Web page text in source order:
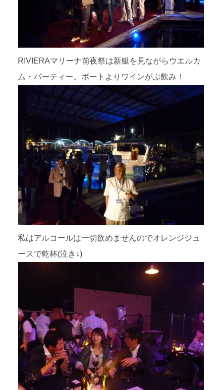
RIVIERAマリーナ前夜祭は新艇を見ながらウエルカ
ム・パーティー。ボートよりワインがぶ飲み！
私はアルコールは一切飲めませんのでオレンジジュ
ースで乾杯(泣き↓)